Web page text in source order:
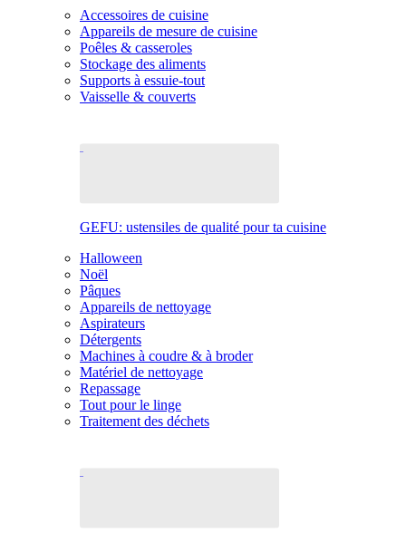
Accessoires de cuisine
Appareils de mesure de cuisine
Poêles & casseroles
Stockage des aliments
Supports à essuie-tout
Vaisselle & couverts
GEFU: ustensiles de qualité pour ta cuisine
Halloween
Noël
Pâques
Appareils de nettoyage
Aspirateurs
Détergents
Machines à coudre & à broder
Matériel de nettoyage
Repassage
Tout pour le linge
Traitement des déchets